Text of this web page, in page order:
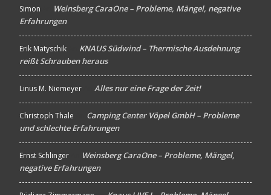
Simon
Weinsberg CaraOne – Probleme, Mängel, negative
Erfahrungen
Erik Matyschik
KNAUS Südwind – Thermische Ausdehnung
reißt Schrauben heraus
Linus M. Niemeyer Alles nur eine Frage der Zeit!
Christoph Thale
Camping Center Vöpel GmbH – Probleme
und schlechte Erfahrungen
Ernst Schlinger
Weinsberg CaraOne – Probleme, Mängel,
negative Erfahrungen